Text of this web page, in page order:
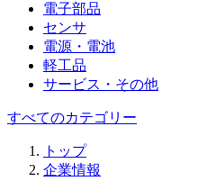
電子部品
センサ
電源・電池
軽工品
サービス・その他
すべてのカテゴリー
トップ
企業情報